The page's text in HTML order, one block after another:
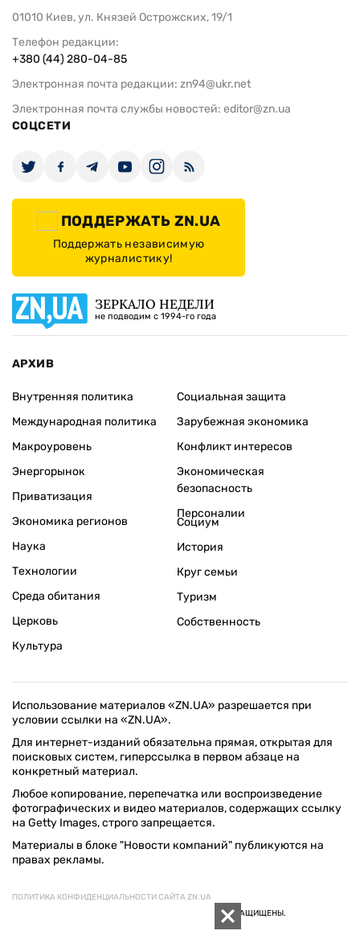
01010 Киев, ул. Князей Острожских, 19/1
Телефон редакции:
+380 (44) 280-04-85
Электронная почта редакции: zn94@ukr.net
Электронная почта службы новостей: editor@zn.ua
СОЦСЕТИ
ПОДДЕРЖАТЬ ZN.UA
Поддержать независимую
журналистику!
ЗЕРКАЛО НЕДЕЛИ
не подводим с 1994-го года
АРХИВ
Внутренняя политика
Международная политика
Макроуровень
Энергорынок
Приватизация
Экономика регионов
Социальная защита
Зарубежная экономика
Конфликт интересов
Экономическая
безопасность
Персоналии
Наука
Технологии
Среда обитания
Церковь
Культура
Социум
История
Круг семьи
Туризм
Собственность
Использование материалов «ZN.UA» разрешается при
условии ссылки на «ZN.UA».
Для интернет-изданий обязательна прямая, открытая для
поисковых систем, гиперссылка в первом абзаце на
конкретный материал.
Любое копирование, перепечатка или воспроизведение
фотографических и видео материалов, содержащих ссылку
на Getty Images, строго запрещается.
Материалы в блоке "Новости компаний" публикуются на
правах рекламы.
ПОЛИТИКА КОНФИДЕНЦИАЛЬНОСТИ САЙТА ZN.UA
© 1994–2026 «ЗЕРКАЛО НЕДЕЛИ. УКРАИНА». ВСЕ ПРАВА ЗАЩИЩЕНЫ.